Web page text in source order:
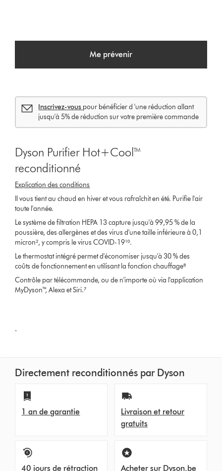
Me prévenir
Inscrivez-vous pour bénéficier d 'une réduction allant
jusqu'à 5% de réduction sur votre première commande
Dyson Purifier Hot+Cool™
reconditionné
Explication des conditions
Il vous tient au chaud en hiver et vous rafraîchit en été. Purifie l'air
toute l'année.
Le système de filtration HEPA 13 capture jusqu'à 99,95 % de la
poussière, des allergènes et des virus d'une taille inférieure à 0,1
micron², y compris le virus COVID-19¹⁰.
Le thermostat intégré permet d'économiser jusqu'à 30 % des
coûts de fonctionnement en utilisant la fonction chauffage⁸
Contrôle par télécommande, ou de n'importe où via l'application
MyDyson™, Alexa et Siri.⁷
Directement reconditionnés par Dyson
1 an de garantie
Livraison et retour
gratuits
40 jours de rétraction Acheter sur Dyson.be